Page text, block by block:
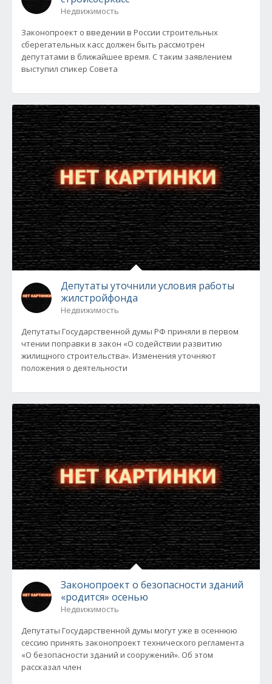
Недвижимость
Законопроект о введении в России строительных
сберегательных касс должен быть рассмотрен
депутатами в ближайшее время. С таким заявлением
выступил спикер Совета
Депутаты уточнили условия работы
жилстройфонда
Недвижимость
Депутаты Государственной думы РФ приняли в первом
чтении поправки в закон «О содействии развитию
жилищного строительства». Изменения уточняют
положения о деятельности
Законопроект о безопасности зданий
«родится» осенью
Недвижимость
Депутаты Государственной думы могут уже в осеннюю
сессию принять законопроект технического регламента
«О безопасности зданий и сооружений». Об этом
рассказал член